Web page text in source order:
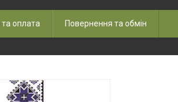
оплата Повернення та обмін